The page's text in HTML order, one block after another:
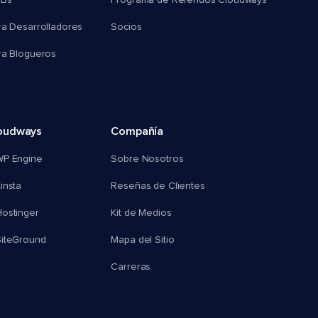
Desarrolladores
Blogueros
Socios
Engine
Compañía
Sobre Nosotros
Reseñas de Clientes
Kit de Medios
Mapa del Sitio
Carreras